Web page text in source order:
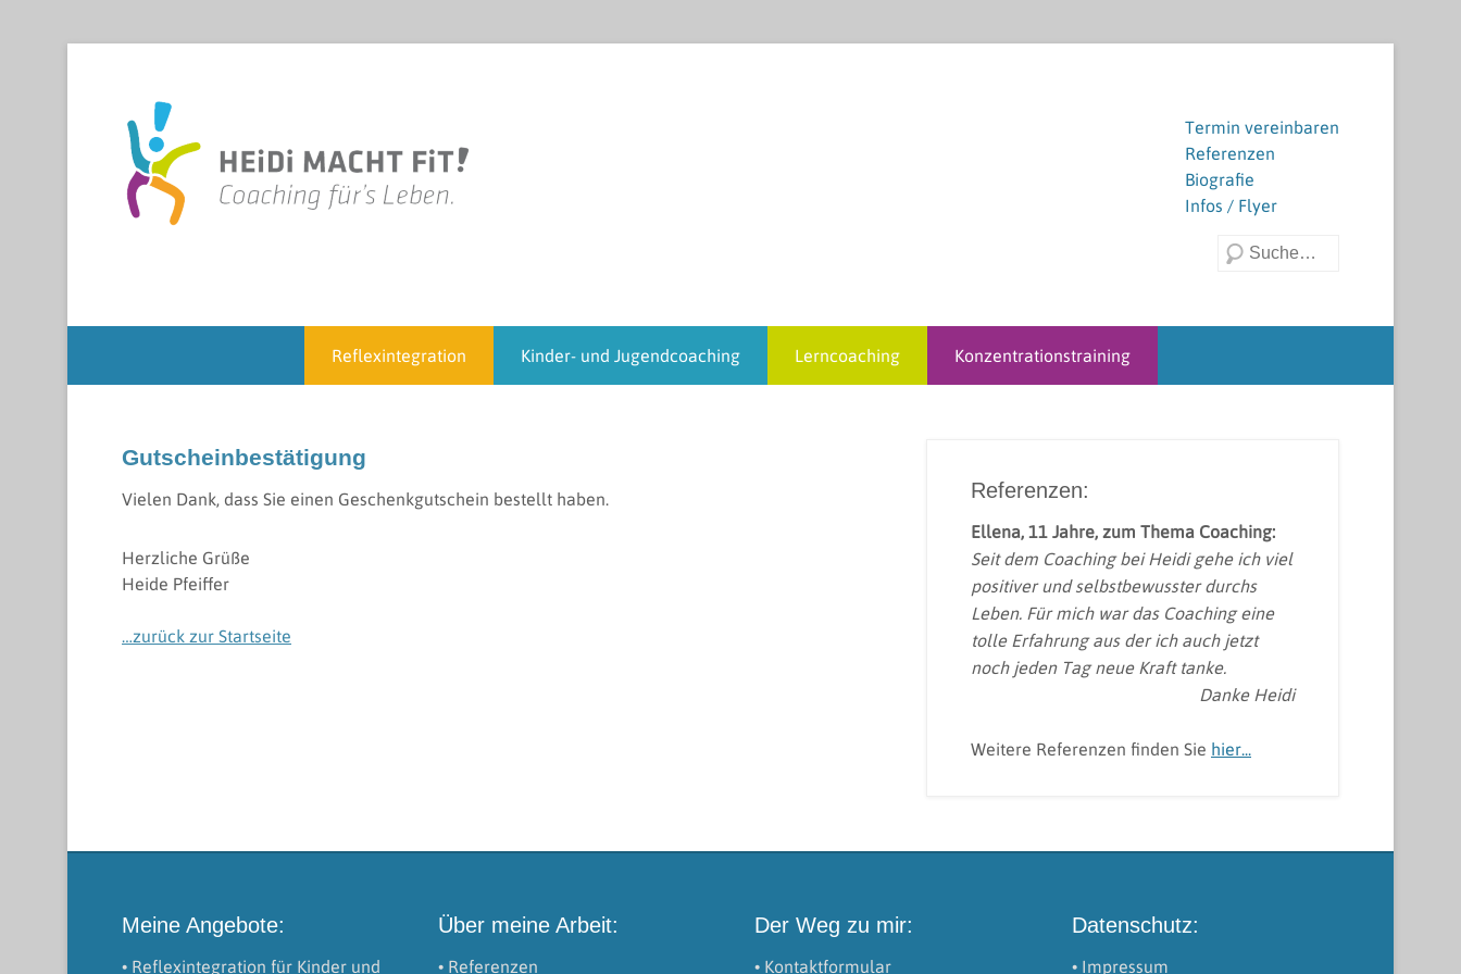
Termin vereinbaren
Referenzen
Biografie
Infos / Flyer
Suchen
Reflexintegration Kinder- und Jugendcoaching Lerncoaching Konzentrationstraining
Gutscheinbestätigung
Vielen Dank, dass Sie einen Geschenkgutschein bestellt haben.
Herzliche Grüße
Heide Pfeiffer
…zurück zur Startseite
Referenzen:
Ellena, 11 Jahre, zum Thema Coaching:
Seit dem Coaching bei Heidi gehe ich viel
positiver und selbstbewusster durchs
Leben. Für mich war das Coaching eine
tolle Erfahrung aus der ich auch jetzt
noch jeden Tag neue Kraft tanke.
Danke Heidi
Weitere Referenzen finden Sie hier...
Meine Angebote:
• Reflexintegration für Kinder und
Über meine Arbeit:
• Referenzen
Der Weg zu mir:
• Kontaktformular
Datenschutz:
• Impressum